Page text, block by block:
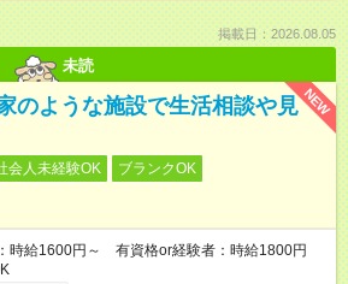
掲載日：2026.08.05
未読
NEW
のような施設で生活相談や見
会人未経験OK
ブランクOK
時給1600円～ 有資格or経験者：時給1800円